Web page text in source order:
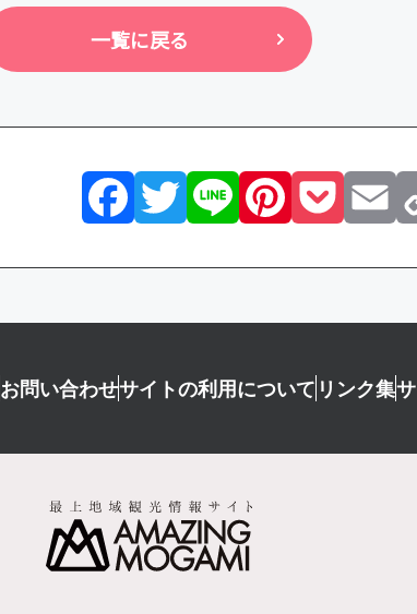
一覧に戻る
Facebook
Twitter
Line
お問い合わせサイトの利用について リンク集